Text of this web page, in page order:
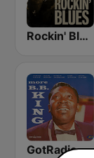
Rockin' Blues - FadeFM
GotRadio - Bit O' Blues